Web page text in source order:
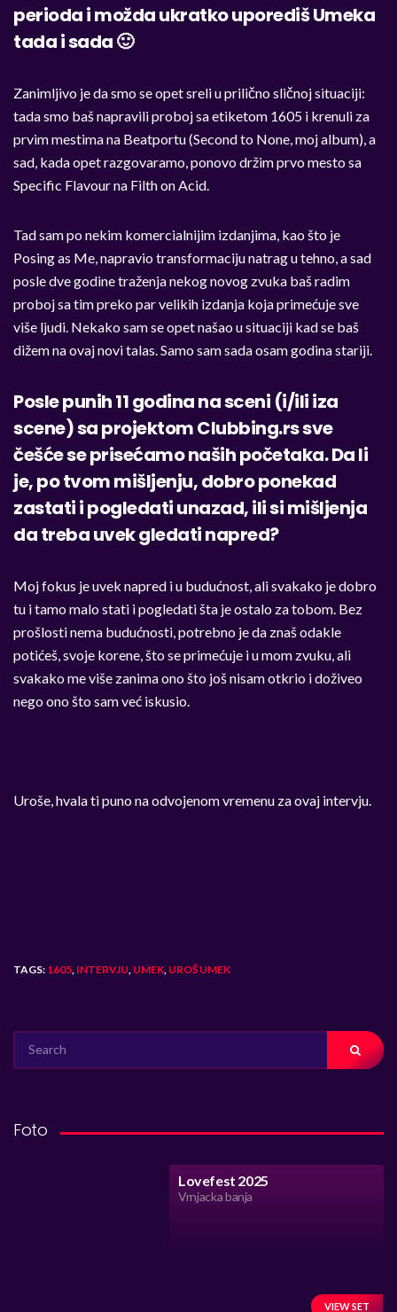
perioda i možda ukratko uporediš Umeka
tada i sada 🙂
Zanimljivo je da smo se opet sreli u prilično sličnoj situaciji:
tada smo baš napravili proboj sa etiketom 1605 i krenuli za
prvim mestima na Beatportu (Second to None, moj album), a
sad, kada opet razgovaramo, ponovo držim prvo mesto sa
Specific Flavour na Filth on Acid.
Tad sam po nekim komercialnijim izdanjima, kao što je
Posing as Me, napravio transformaciju natrag u tehno, a sad
posle dve godine traženja nekog novog zvuka baš radim
proboj sa tim preko par velikih izdanja koja primećuje sve
više ljudi. Nekako sam se opet našao u situaciji kad se baš
dižem na ovaj novi talas. Samo sam sada osam godina stariji.
Posle punih 11 godina na sceni (i/ili iza
scene) sa projektom Clubbing.rs sve
češće se prisećamo naših početaka. Da li
je, po tvom mišljenju, dobro ponekad
zastati i pogledati unazad, ili si mišljenja
da treba uvek gledati napred?
Moj fokus je uvek napred i u budućnost, ali svakako je dobro
tu i tamo malo stati i pogledati šta je ostalo za tobom. Bez
prošlosti nema budućnosti, potrebno je da znaš odakle
potićeš, svoje korene, što se primećuje i u mom zvuku, ali
svakako me više zanima ono što još nisam otkrio i doživeo
nego ono što sam već iskusio.
Uroše, hvala ti puno na odvojenom vremenu za ovaj intervju.
TAGS: 1605, INTERVJU, UMEK, UROŠ UMEK
FOR:
Foto
Lovefest 2025
Vrnjacka banja
VIEW SET